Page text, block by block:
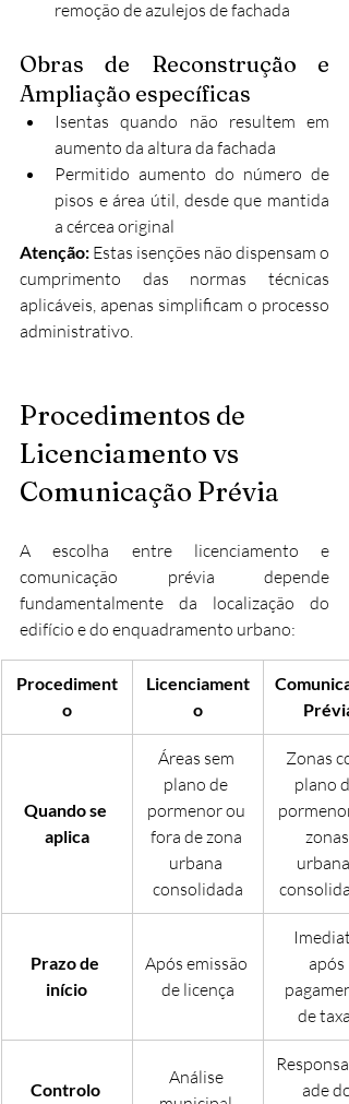
remoção de azulejos de fachada
Obras de Reconstrução e
Ampliação específicas
Isentas quando não resultem em
aumento da altura da fachada
Permitido aumento do número de
pisos e área útil, desde que mantida
a cércea original
Atenção: Estas isenções não dispensam o
cumprimento das normas técnicas
aplicáveis, apenas simplificam o processo
administrativo.
Procedimentos de
Licenciamento vs
Comunicação Prévia
A escolha entre licenciamento e
comunicação prévia depende
fundamentalmente da localização do
edifício e do enquadramento urbano:
Procediment
o
Licenciament
o
Prévia
Quando se
aplica
Áreas sem
plano de
pormenor ou
fora de zona
urbana
consolidada
Zonas
plano
zonas
urbanas
Prazo de
início
Após emissão
de licença
após
de taxas
Controlo
Análise
ade do